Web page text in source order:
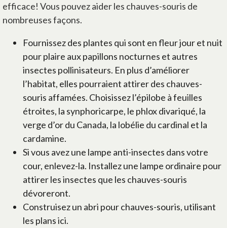
efficace! Vous pouvez aider les chauves-souris de
nombreuses façons.
Fournissez des plantes qui sont en fleur jour et nuit
pour plaire aux papillons nocturnes et autres
insectes pollinisateurs. En plus d’améliorer
l’habitat, elles pourraient attirer des chauves-
souris affamées. Choisissez l’épilobe à feuilles
étroites, la synphoricarpe, le phlox divariqué, la
verge d’or du Canada, la lobélie du cardinal et la
cardamine.
Si vous avez une lampe anti-insectes dans votre
cour, enlevez-la. Installez une lampe ordinaire pour
attirer les insectes que les chauves-souris
dévoreront.
Construisez un abri pour chauves-souris, utilisant
les plans ici.